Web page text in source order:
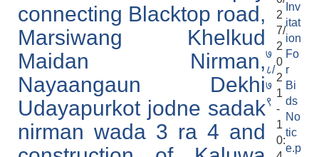
connecting Blacktop road,
Marsiwang Khelkud
Maidan Nirman,
Nayaangaun Dekhi
Udayapurkot jodne sadak
nirman wada 3 ra 4 and
७
८/
७
९
2
7/
2
0
2
1
-
1
0:
Inv
itat
ion
Fo
r
Bi
ds
No
tic
e.p